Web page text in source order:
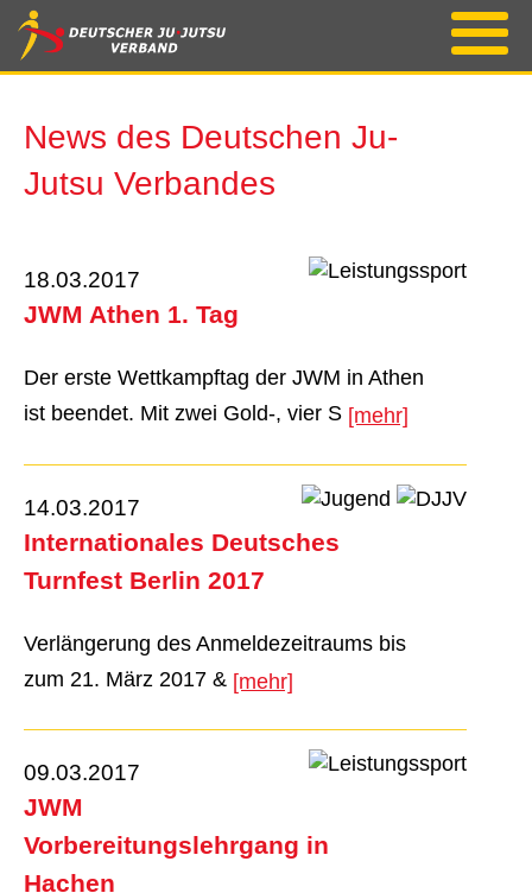
News des Deutschen Ju-
Jutsu Verbandes
18.03.2017
JWM Athen 1. Tag
Der erste Wettkampftag der JWM in Athen
ist beendet. Mit zwei Gold-, vier S [mehr]
14.03.2017
Internationales Deutsches
Turnfest Berlin 2017
Verlängerung des Anmeldezeitraums bis
zum 21. März 2017 & [mehr]
09.03.2017
JWM
Vorbereitungslehrgang in
Hachen